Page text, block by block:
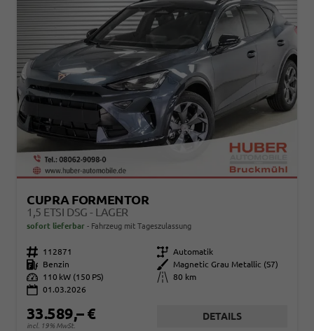
CUPRA FORMENTOR
1,5 ETSI DSG - LAGER
sofort lieferbar Fahrzeug mit Tageszulassung
Fahrzeugnr. 112871 Getriebe Automatik
Kraftstoff
Benzin Außenfarbe
Magnetic Grau Metallic (S7)
Leistung
110 kW (150 PS) Kilometerstand
80 km
01.03.2026
33.589,– €
incl. 19% MwSt.
DETAILS